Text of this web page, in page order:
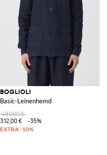
BOGLIOLI
Basic-Leinenhemd
480,00 €
312,00 €
-35%